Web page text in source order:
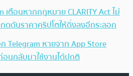
เตือนหากกฎหมาย CLARITY Act ไม่
ดดันราคาคริปโตให้ดิ่งลงอีกระลอก
Telegram หายจาก App Store
อนกลับมาใช้งานได้ปกติ